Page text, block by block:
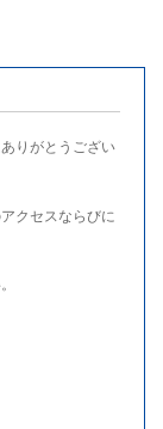
りがとうござい
クセスならびに